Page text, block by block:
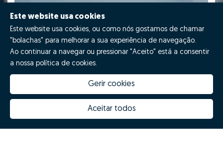
Este website usa cookies
Este website usa cookies, ou como nós gostamos de chamar
"bolachas" para melhorar a sua experiência de navegação.
Ao continuar a navegar ou pressionar "Aceito" está a consentir
a nossa política de cookies.
Gerir cookies
Aceitar todos